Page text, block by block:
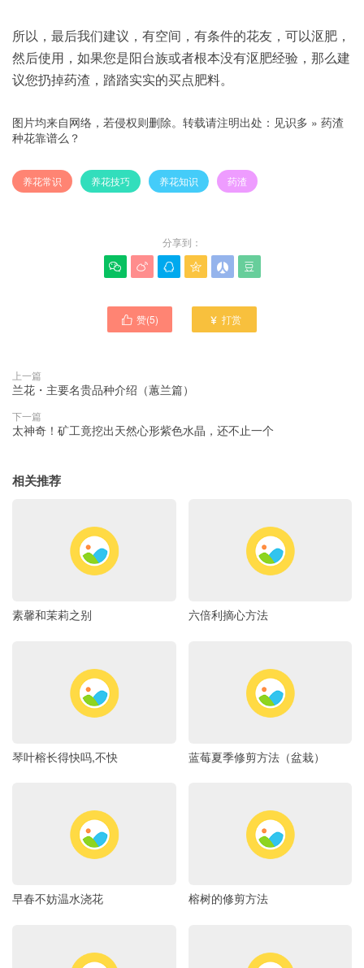
所以，最后我们建议，有空间，有条件的花友，可以沤肥，
然后使用，如果您是阳台族或者根本没有沤肥经验，那么建
议您扔掉药渣，踏踏实实的买点肥料。
图片均来自网络，若侵权则删除。转载请注明出处： 见识多 » 药渣
种花靠谱么？
养花常识 养花技巧 养花知识 药渣
分享到：
     
 赞(5)  打赏
上一篇
兰花・主要名贵品种介绍（蕙兰篇）
下一篇
太神奇！矿工竟挖出天然心形紫色水晶，还不止一个
相关推荐
素馨和茉莉之别 六倍利摘心方法
琴叶榕长得快吗,不快 蓝莓夏季修剪方法（盆栽）
早春不妨温水浇花 榕树的修剪方法